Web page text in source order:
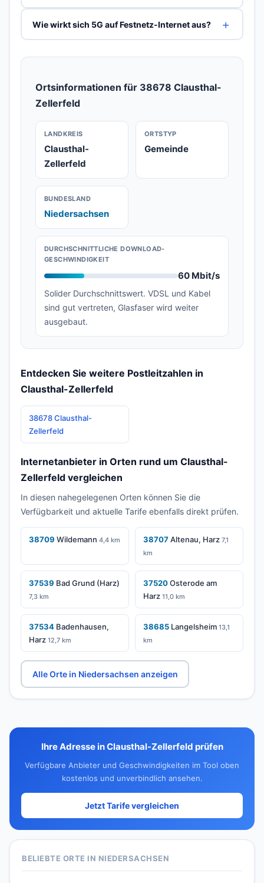
Wie wirkt sich 5G auf Festnetz-Internet aus?
Ortsinformationen für 38678 Clausthal-
Zellerfeld
LANDKREIS
Clausthal-
Zellerfeld
ORTSTYP
Gemeinde
BUNDESLAND
Niedersachsen
DURCHSCHNITTLICHE DOWNLOAD-
GESCHWINDIGKEIT
60 Mbit/s
Solider Durchschnittswert. VDSL und Kabel
sind gut vertreten, Glasfaser wird weiter
ausgebaut.
Entdecken Sie weitere Postleitzahlen in
Clausthal-Zellerfeld
38678 Clausthal-
Zellerfeld
Internetanbieter in Orten rund um Clausthal-
Zellerfeld vergleichen
In diesen nahegelegenen Orten können Sie die
Verfügbarkeit und aktuelle Tarife ebenfalls direkt prüfen.
38709 Wildemann 4,4 km 38707Altenau, Harz 7,1
km
37539 Bad Grund (Harz)
7,3 km
37520Osterode am
Harz 11,0 km
37534 Badenhausen,
Harz 12,7 km
38685 Langelsheim 13,1
km
Alle Orte in Niedersachsen anzeigen
Ihre Adresse in Clausthal-Zellerfeld prüfen
Verfügbare Anbieter und Geschwindigkeiten im Tool oben
kostenlos und unverbindlich ansehen.
Jetzt Tarife vergleichen
BELIEBTE ORTE IN NIEDERSACHSEN